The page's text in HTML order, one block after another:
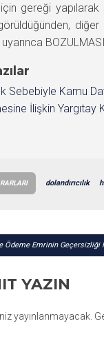
gereği yapılarak
diğer
Sebebiyle Kamu
İlişkin Yargıtay
dolandırıcılık
Ödeme Emrinin Geçersizliği
YAZIN
yayınlanmayacak.